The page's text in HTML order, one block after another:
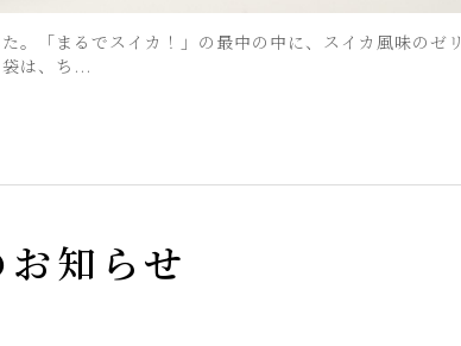
。「まるでスイカ！」の最中の中に、スイカ風味のゼリ
は、ち...
知らせ